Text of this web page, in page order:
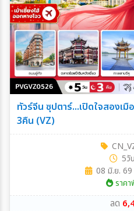
ทัวร์จีน ซุปตาร์...เปิดใจสองเมื
3คืน (VZ)
5วั
08 มิ.ย.
ราคา
ลด